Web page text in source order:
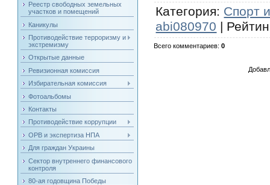
Реестр свободных земельных
участков и помещений
Каникулы
Противодействие терроризму и
экстремизму
Открытые данные
Ревизионная комиссия
Избирательная комиссия
Фотоальбомы
Контакты
Противодействие коррупции
ОРВ и экспертиза НПА
Для граждан Украины
Сектор внутреннего финансового
контроля
80-ая годовщина Победы
Категория: Спорт
abi080970 |
Всего комментариев:0